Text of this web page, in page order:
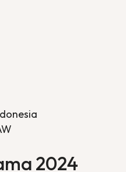
2024